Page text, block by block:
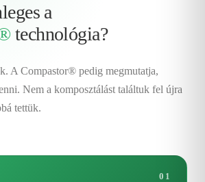
a
technológia?
A Compastor® pedig megmutatja,
Nem a komposztálást találtuk fel újra
tettük.
01